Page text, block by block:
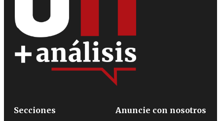
Secciones
Anuncie con nosotros